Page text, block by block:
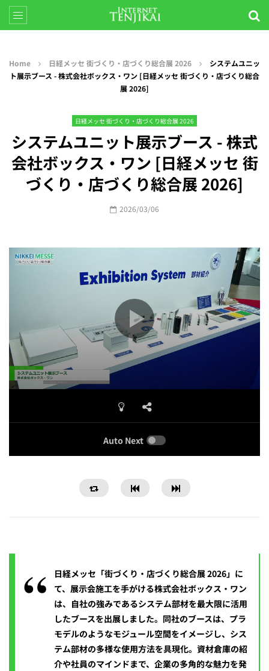
Home 日経メッセ 街づくり・店づくり総合展 2026
システムユニッ
ト展示ブース - 株式会社ボックス・ワン [日経メッセ 街づくり・店づくり総合
展 2026]
日経メッセ 街づくり・店づくり総合展 2026
システムユニット展示ブース - 株式
会社ボックス・ワン [日経メッセ 街
づくり・店づくり総合展 2026]
2026/03/06
Auto Next
日経メッセ「街づくり・店づくり総合展 2026」に
て、展示会施工を手がける株式会社ボックス・ワン
は、自社の強みであるシステム部材を最大限に活用
したブースを出展しました。同社のブースは、プラ
モデルのようなモジュール空間をイメージし、シス
テム部材の多様な使用方法を具現化。資材倉庫の紹
介や社員のマインドまで、企業の多角的な魅力を発